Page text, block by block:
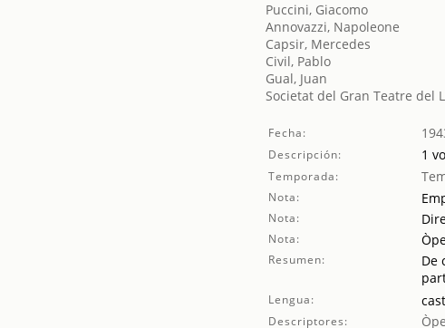
Puccini, Giacomo
Annovazzi, Napoleone
Capsir, Mercedes
Civil, Pablo
Gual, Juan
Societat del Gran Teatre del
Fecha:
Descripción: 1
Temporada:
Nota:
Nota:
Nota:
Resumen:
De
Lengua:
Descriptores: